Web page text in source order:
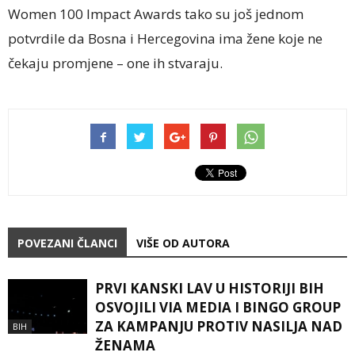
Women 100 Impact Awards tako su još jednom
potvrdile da Bosna i Hercegovina ima žene koje ne
čekaju promjene – one ih stvaraju.
POVEZANI ČLANCI VIŠE OD AUTORA
BIH
PRVI KANSKI LAV U HISTORIJI BIH
OSVOJILI VIA MEDIA I BINGO GROUP
ZA KAMPANJU PROTIV NASILJA NAD
ŽENAMA